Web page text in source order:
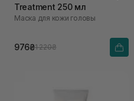
Treatment 250 мл
Маска для кожи головы
976₴1 220₴